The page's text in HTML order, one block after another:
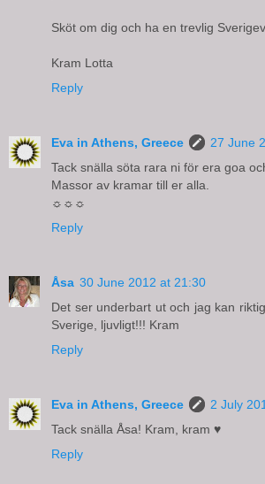
Sköt om dig och ha en trevlig
Kram Lotta
Reply
Eva in Athens, Greece
27 June
Tack snälla söta rara ni för era goa
Massor av kramar till er alla.
☼☼☼
Reply
Åsa 30 June 2012 at 21:30
Det ser underbart ut och jag kan
Sverige, ljuvligt!!! Kram
Reply
Eva in Athens, Greece
2 July
Tack snälla Åsa! Kram, kram ♥
Reply